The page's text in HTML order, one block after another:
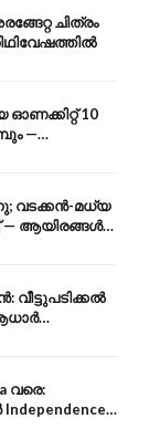
ചിത്രം
10
—
വടക്കൻ-മധ്യ
— ആയിരങ്ങൾ
വരെ: